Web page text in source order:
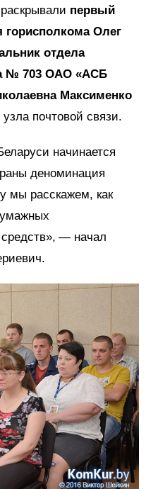
первый
горисполкома Олег
отдела
№ 703 ОАО «АСБ
Максименко
почтовой связи.
начинается
деноминация
мы расскажем, как
— начал